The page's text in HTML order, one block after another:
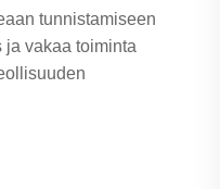
tunnistamiseen
ja vakaa toiminta